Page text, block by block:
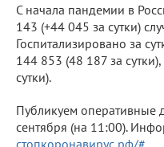
С начала пандемии в
143 (+44 045 за сутки)
Госпитализировано за
144 853 (48 187 за
сутки).
Публикуем
сентября (на 11:00).
стопкоронавирус.рф/#.